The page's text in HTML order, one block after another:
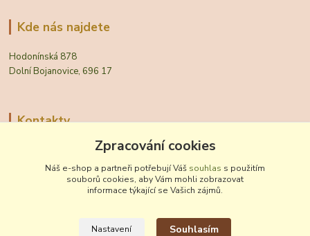
Kde nás najdete
Hodonínská 878
Dolní Bojanovice, 696 17
Kontakty
Zákaznická podpora Vinobal
+420 518 372 265
(Po-Pá, 7-15 hod.)
Zpracování cookies
Náš e-shop a partneři potřebují Váš souhlas s použitím
souborů cookies, aby Vám mohli zobrazovat
informace týkající se Vašich zájmů.
Nastavení Souhlasím